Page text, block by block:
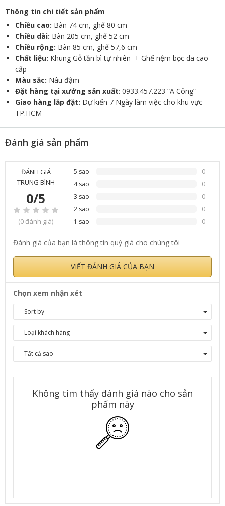
Thông tin chi tiết sản phẩm
Chiều cao: Bàn 74 cm, ghế 80 cm
Chiều dài: Bàn 205 cm, ghế 52 cm
Chiều rộng: Bàn 85 cm, ghế 57,6 cm
Chất liệu: Khung Gỗ tần bì tự nhiên + Ghế nệm bọc da cao
cấp
Màu sắc: Nâu đậm
Đặt hàng tại xưởng sản xuất: 0933.457.223 “A Công”
Giao hàng lắp đặt: Dự kiến 7 Ngày làm việc cho khu vực
TP.HCM
Đánh giá sản phẩm
ĐÁNH GIÁ
TRUNG BÌNH
0/5
(0 đánh giá)
5 sao
0
4 sao
0
3 sao
0
2 sao
0
1 sao
0
Đánh giá của bạn là thông tin quý giá cho chúng tôi
VIẾT ĐÁNH GIÁ CỦA BẠN
Chọn xem nhận xét
Không tìm thấy đánh giá nào cho sản
phẩm này